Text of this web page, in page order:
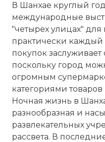
В Шанхае круглый
международные
"четырех улицах" для
практически
покупок заслуживает
поскольку город
огромным
категориями
Ночная жизнь в
разнообразная и
развлекательных
рассвета. В